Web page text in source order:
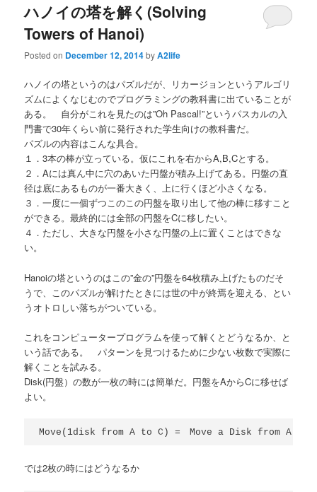
ハノイの塔を解く(Solving
Towers of Hanoi)
Posted on December 12, 2014byA2life
ハノイの塔というのはパズルだが、リカージョンというアルゴリ
ズムによくなじむのでプログラミングの教科書に出ていることが
ある。 自分がこれを見たのは”Oh Pascal!”というパスカルの入
門書で30年くらい前に発行された学生向けの教科書だ。
パズルの内容はこんな具合。
１．3本の棒が立っている。仮にこれを右からA,B,Cとする。
２．Aには真ん中に穴のあいた円盤が積み上げてある。円盤の直
径は底にあるものが一番大きく、上に行くほど小さくなる。
３．一度に一個ずつこのこの円盤を取り出して他の棒に移すこと
ができる。最終的には全部の円盤をCに移したい。
４．ただし、大きな円盤を小さな円盤の上に置くことはできな
い。
Hanoiの塔というのはこの”金の”円盤を64枚積み上げたものだそ
うで、このパズルが解けたときには世の中が終焉を迎える、とい
うオトロしい落ちがついている。
これをコンピュータープログラムを使って解くとどうなるか、と
いう話である。 パターンを見つけるために少ない枚数で実際に
解くことを試みる。
Disk(円盤）の数が一枚の時には簡単だ。円盤をAからCに移せば
よい。
では2枚の時にはどうなるか